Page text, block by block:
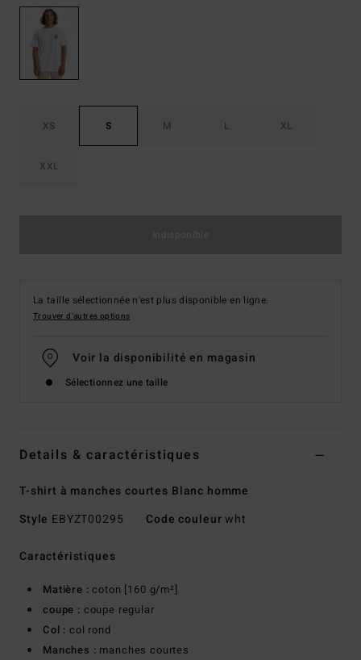
XS S M L XL
XXL
La taille sélectionnée n'est plus disponible en ligne.
Trouver d'autres options
Voir la disponibilité en magasin
Sélectionnez une taille
Details & caractéristiques
T-shirt à manches courtes Blanc homme
Style EBYZT00295 Code couleurwht
Caractéristiques
Matière : coton [160 g/m²]
coupe : coupe regular
Col : col rond
Manches : manches courtes